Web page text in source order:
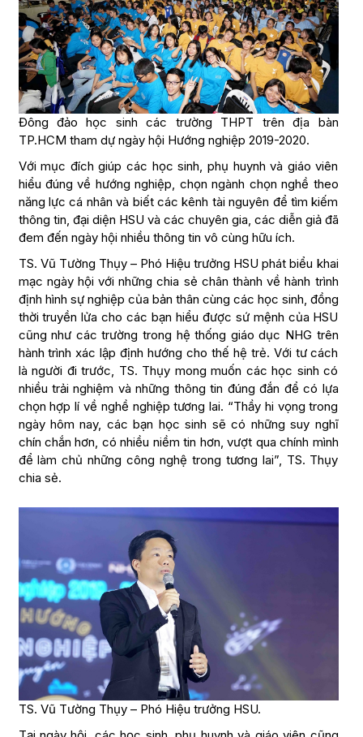
Đông đảo học sinh các trường THPT trên địa bàn
TP.HCM tham dự ngày hội Hướng nghiệp 2019-2020.
Với mục đích giúp các học sinh, phụ huynh và giáo viên
hiểu đúng về hướng nghiệp, chọn ngành chọn nghề theo
năng lực cá nhân và biết các kênh tài nguyên để tìm kiếm
thông tin, đại diện HSU và các chuyên gia, các diễn giả đã
đem đến ngày hội nhiều thông tin vô cùng hữu ích.
TS. Vũ Tường Thụy – Phó Hiệu trưởng HSU phát biểu khai
mạc ngày hội với những chia sẻ chân thành về hành trình
định hình sự nghiệp của bản thân cùng các học sinh, đồng
thời truyền lửa cho các bạn hiểu được sứ mệnh của HSU
cũng như các trường trong hệ thống giáo dục NHG trên
hành trình xác lập định hướng cho thế hệ trẻ. Với tư cách
là người đi trước, TS. Thụy mong muốn các học sinh có
nhiều trải nghiệm và những thông tin đúng đắn để có lựa
chọn hợp lí về nghề nghiệp tương lai. “Thầy hi vọng trong
ngày hôm nay, các bạn học sinh sẽ có những suy nghĩ
chín chắn hơn, có nhiều niềm tin hơn, vượt qua chính mình
để làm chủ những công nghệ trong tương lai”, TS. Thụy
chia sẻ.
TS. Vũ Tường Thụy – Phó Hiệu trưởng HSU.